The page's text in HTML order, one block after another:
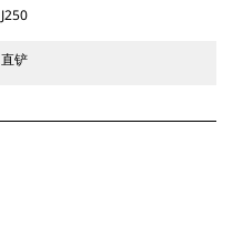
J250
直铲